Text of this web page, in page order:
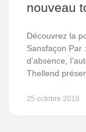
nouveau
Découvrez la
Sansfaçon Par
d’absence,
Thellend
25 octobre 2018